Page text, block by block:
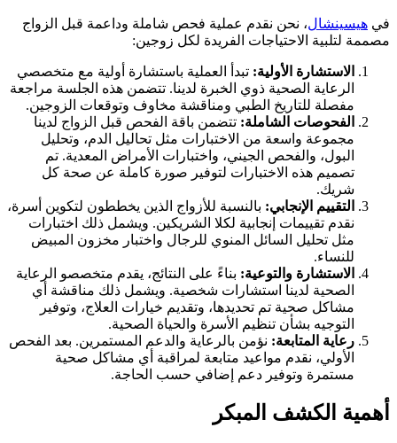
في هيسينشال، نحن نقدم عملية فحص شاملة وداعمة قبل الزواج
مصممة لتلبية الاحتياجات الفريدة لكل زوجين:
الاستشارة الأولية: تبدأ العملية باستشارة أولية مع متخصصي
الرعاية الصحية ذوي الخبرة لدينا. تتضمن هذه الجلسة مراجعة
مفصلة للتاريخ الطبي ومناقشة مخاوف وتوقعات الزوجين.
الفحوصات الشاملة: تتضمن باقة الفحص قبل الزواج لدينا
مجموعة واسعة من الاختبارات مثل تحاليل الدم، وتحليل
البول، والفحص الجيني، واختبارات الأمراض المعدية. تم
تصميم هذه الاختبارات لتوفير صورة كاملة عن صحة كل
شريك.
التقييم الإنجابي: بالنسبة للأزواج الذين يخططون لتكوين أسرة،
نقدم تقييمات إنجابية لكلا الشريكين. ويشمل ذلك اختبارات
مثل تحليل السائل المنوي للرجال واختبار مخزون المبيض
للنساء.
الاستشارة والتوعية: بناءً على النتائج، يقدم متخصصو الرعاية
الصحية لدينا استشارات شخصية. ويشمل ذلك مناقشة أي
مشاكل صحية تم تحديدها، وتقديم خيارات العلاج، وتوفير
التوجيه بشأن تنظيم الأسرة والحياة الصحية.
رعاية المتابعة: نؤمن بالرعاية والدعم المستمرين. بعد الفحص
الأولي، نقدم مواعيد متابعة لمراقبة أي مشاكل صحية
مستمرة وتوفير دعم إضافي حسب الحاجة.
أهمية الكشف المبكر